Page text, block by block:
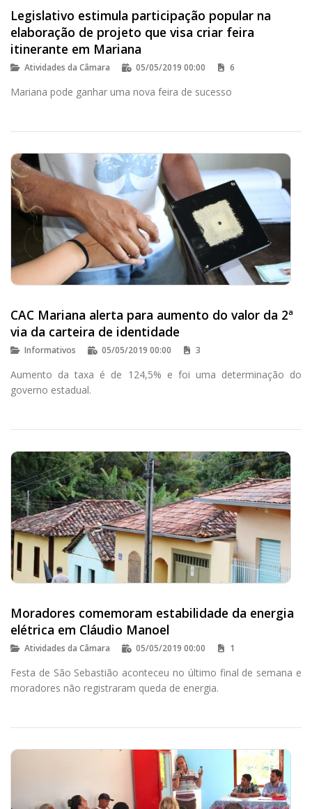
Legislativo estimula participação popular na
elaboração de projeto que visa criar feira
itinerante em Mariana
Atividades da Câmara 05/05/2019 00:00 6
Mariana pode ganhar uma nova feira de sucesso
CAC Mariana alerta para aumento do valor da 2ª
via da carteira de identidade
Informativos 05/05/2019 00:00 3
Aumento da taxa é de 124,5% e foi uma determinação do
governo estadual.
Moradores comemoram estabilidade da energia
elétrica em Cláudio Manoel
Atividades da Câmara 05/05/2019 00:00 1
Festa de São Sebastião aconteceu no último final de semana e
moradores não registraram queda de energia.